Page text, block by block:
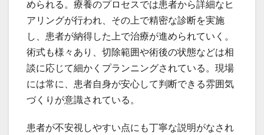
められる。療養のプロセスでは患者から詳細なヒ
アリングが行われ、その上で精密な診断を実施
し、患者が納得した上で治療が進められていく。
術式も様々あり、切除範囲や術後の状態などは相
談に応じて細かくプランニングされている。現場
には常に、患者自身が安心して判断できる雰囲気
づくりが意識されている。
患者が不安視しやすい点にも丁寧な説明がなされ